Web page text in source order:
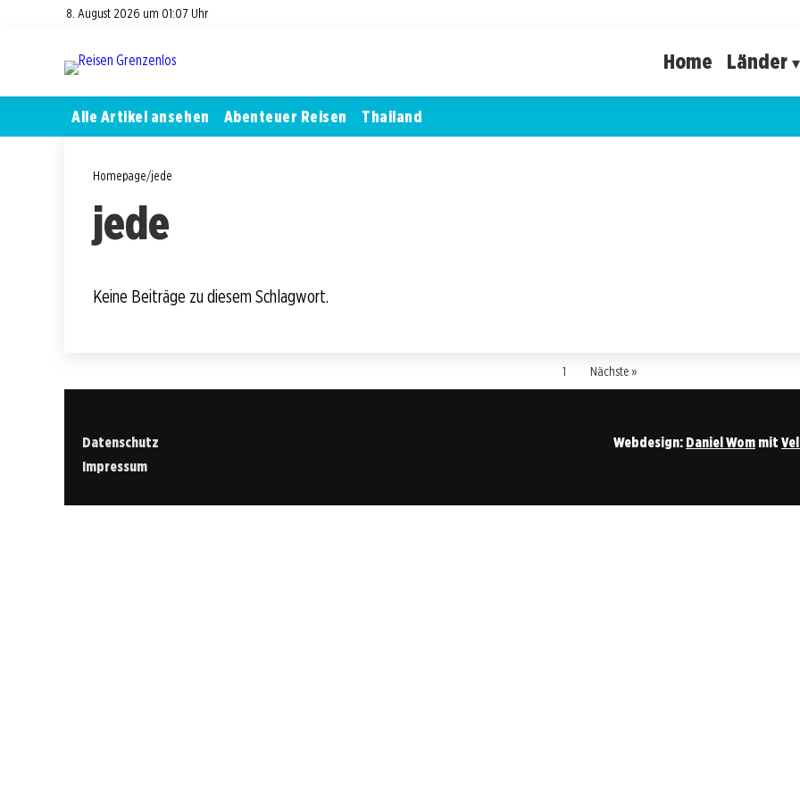
8. August 2026 um 01:07 Uhr
Home Länder
Alle Artikel ansehen Abenteuer Reisen Thailand
Homepage/jede
jede
Keine Beiträge zu diesem Schlagwort.
1 Nächste »
Datenschutz
Impressum
Webdesign: Daniel Wom mit